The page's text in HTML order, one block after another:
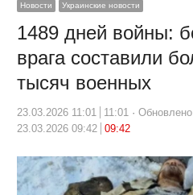
Новости Украинские новости
1489 дней войны:
врага составили
тысяч военных
23.03.2026 11:01 11:01
23.03.2026 09:42
09:42